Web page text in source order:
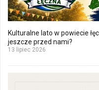
Kulturalne lato w powiecie
jeszcze przed nami?
13 lipiec 2026